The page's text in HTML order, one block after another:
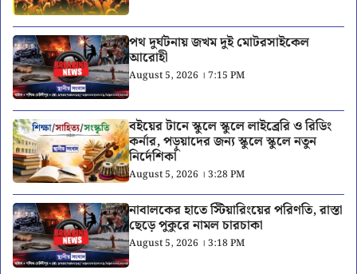
পথ দুর্ঘটনায় জখম দুই মোটরসাইকেল
আরোহী
August 5, 2026 । 7:15 PM
বইয়ের টানে স্কুলে স্কুলে লাইব্রেরি ও রিডিং
কর্নার, পড়ুয়াদের জন্য স্কুলে স্কুলে নতুন
নির্দেশিকা
August 5, 2026 । 3:28 PM
নাবালকের হাতে স্টিয়ারিংয়ের পরিণতি, রাস্তা
ছেড়ে পুকুরে নামল চারচাকা
August 5, 2026 । 3:18 PM